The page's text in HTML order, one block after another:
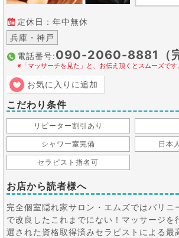
定休日：年中無休
兵庫・神戸
電話番号:090-2060-8881（完
※「マッサーチを見た」と、お伝え頂くとスムーズです。
お気に入りに追加
こだわり条件
リピーター割引あり
シャワー室完備 日本
セラピスト指名可
お店から読者様へ
完全個室隠れ家サロン・エムズではバリニ
で改良したこれまでにない！マッサージを
選された資格取得済みセラピストによる最